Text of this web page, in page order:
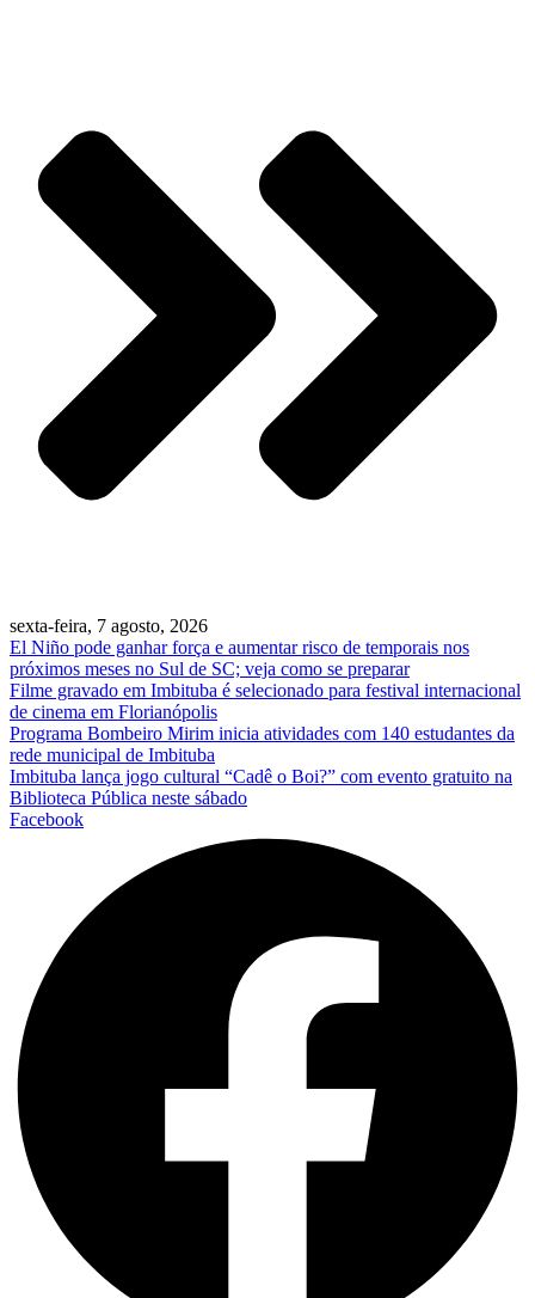
sexta-feira, 7 agosto, 2026
El Niño pode ganhar força e aumentar risco de temporais nos
próximos meses no Sul de SC; veja como se preparar
Filme gravado em Imbituba é selecionado para festival internacional
de cinema em Florianópolis
Programa Bombeiro Mirim inicia atividades com 140 estudantes da
rede municipal de Imbituba
Imbituba lança jogo cultural “Cadê o Boi?” com evento gratuito na
Biblioteca Pública neste sábado
Facebook